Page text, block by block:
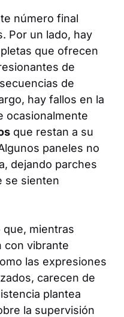
número final
Por un lado, hay
que ofrecen
de
de
hay fallos en la
ocasionalmente
que restan a su
paneles no
dejando parches
se sienten
que, mientras
con vibrante
las expresiones
carecen de
plantea
la supervisión